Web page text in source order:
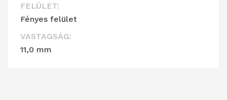
FELÜLET:
Fényes felület
VASTAGSÁG:
11,0 mm